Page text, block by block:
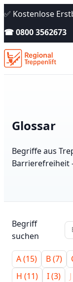
✅ Kostenlose
☎ 0800 3562673
Glossar
Begriffe aus
Barrierefreiheit
Begriff
suchen
A (15) B (7)
H (11)
I (3) J